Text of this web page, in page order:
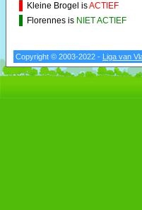
Kleine Brogel isACTIEF
Florennes is NIET ACTIEF
Copyright © 2003-2022 - Liga van